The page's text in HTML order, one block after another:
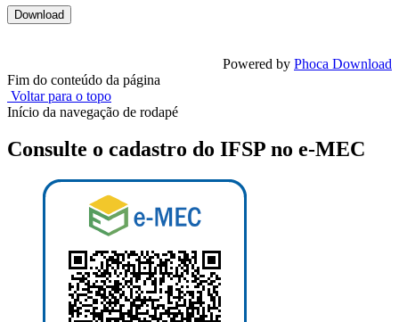
Powered by Phoca Download
Fim do conteúdo da página
Voltar para o topo
Início da navegação de rodapé
Consulte o cadastro do IFSP no e-MEC